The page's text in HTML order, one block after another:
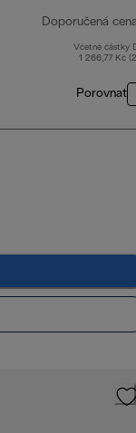
Doporučená
Včetně částky
1 266,77 Kč
Porovnat